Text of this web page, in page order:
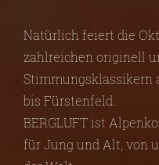
Natürlich feiert die
zahlreichen originell
Stimmungsklassikern
bis Fürstenfeld.
BERGLUFT ist
für Jung und Alt, von